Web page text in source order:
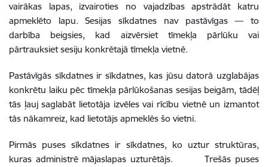
vairākas lapas, izvairoties no vajadzības apstrādāt katru
apmeklēto lapu. Sesijas sīkdatnes nav pastāvīgas — to
darbība beigsies, kad aizvērsiet tīmekļa pārlūku vai
pārtrauksiet sesiju konkrētajā tīmekļa vietnē.
Pastāvīgās sīkdatnes ir sīkdatnes, kas jūsu datorā uzglabājas
konkrētu laiku pēc tīmekļa pārlūkošanas sesijas beigām, tādēļ
tās ļauj saglabāt lietotāja izvēles vai rīcību vietnē un izmantot
tās nākamreiz, kad lietotājs apmeklēs šo vietni.
Pirmās puses sīkdatnes ir sīkdatnes, ko uztur struktūras,
kuras administrē mājaslapas uzturētājs. Trešās puses